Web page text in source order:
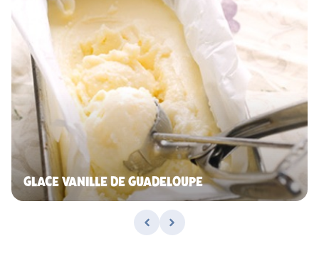
GLACE VANILLE DE GUADELOUPE